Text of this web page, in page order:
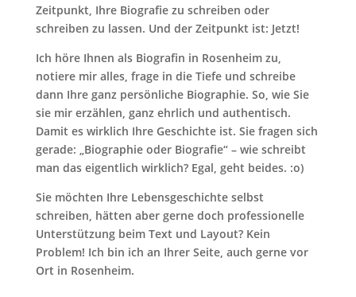
Zeitpunkt, Ihre Biografie zu schreiben oder
schreiben zu lassen. Und der Zeitpunkt ist: Jetzt!
Ich höre Ihnen als Biografin in Rosenheim zu,
notiere mir alles, frage in die Tiefe und schreibe
dann Ihre ganz persönliche Biographie. So, wie Sie
sie mir erzählen, ganz ehrlich und authentisch.
Damit es wirklich Ihre Geschichte ist. Sie fragen sich
gerade: „Biographie oder Biografie“ – wie schreibt
man das eigentlich wirklich? Egal, geht beides. :o)
Sie möchten Ihre Lebensgeschichte selbst
schreiben, hätten aber gerne doch professionelle
Unterstützung beim Text und Layout? Kein
Problem! Ich bin ich an Ihrer Seite, auch gerne vor
Ort in Rosenheim.